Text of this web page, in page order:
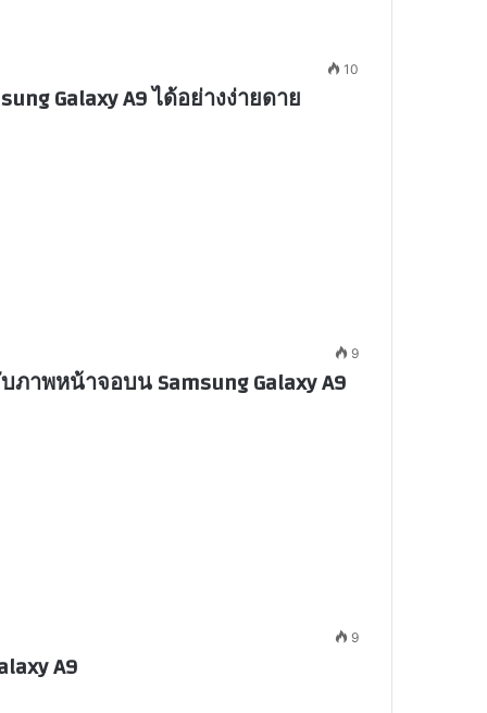
10
Galaxy A9 ได้อย่างง่ายดาย
9
าพหน้าจอบน Samsung Galaxy A9
9
A9